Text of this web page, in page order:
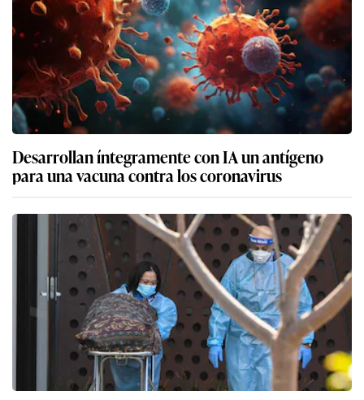
Desarrollan íntegramente con IA un antígeno
para una vacuna contra los coronavirus